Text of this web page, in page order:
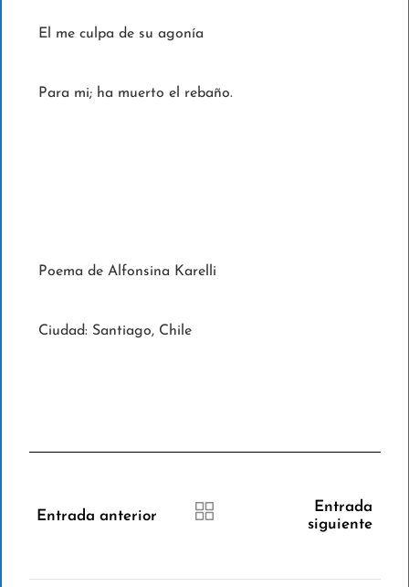
El me culpa de su agonía
Para mi; ha muerto el rebaño.
Poema de Alfonsina Karelli
Ciudad: Santiago, Chile
Entrada anterior
Entrada
siguiente